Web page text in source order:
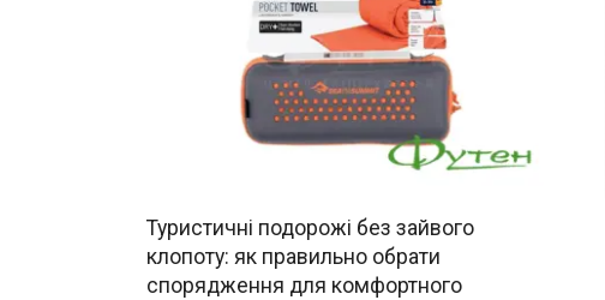
Туристичні подорожі без зайвого
клопоту: як правильно обрати
спорядження для комфортного